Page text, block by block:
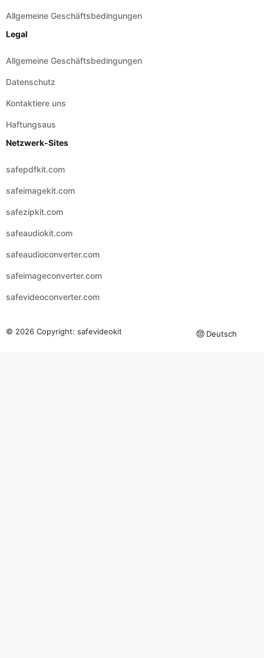
Allgemeine Geschäftsbedingungen
Legal
Allgemeine Geschäftsbedingungen
Datenschutz
Kontaktiere uns
Haftungsaus
Netzwerk-Sites
safepdfkit.com
safeimagekit.com
safezipkit.com
safeaudiokit.com
safeaudioconverter.com
safeimageconverter.com
safevideoconverter.com
© 2026 Copyright: safevideokit Deutsch